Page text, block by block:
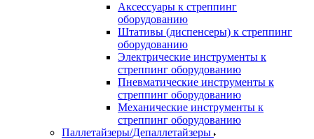
Аксессуары к стреппинг
оборудованию
Штативы (диспенсеры) к стреппинг
оборудованию
Электрические инструменты к
стреппинг оборудованию
Пневматические инструменты к
стреппинг оборудованию
Механические инструменты к
стреппинг оборудованию
Паллетайзеры/Депаллетайзеры